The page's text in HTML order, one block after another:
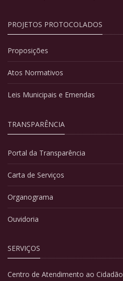
PROJETOS PROTOCOLADOS
Proposições
Atos Normativos
Leis Municipais e Emendas
TRANSPARÊNCIA
Portal da Transparência
Carta de Serviços
Organograma
Ouvidoria
SERVIÇOS
Centro de Atendimento ao Cidadão